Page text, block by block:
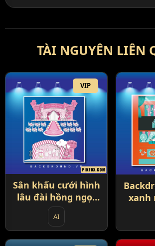
TÀI NGUYÊN LIÊN
VIP
Sân khấu cưới hình
lâu đài hồng ngọt
ngào (91)
AI
xanh
cách